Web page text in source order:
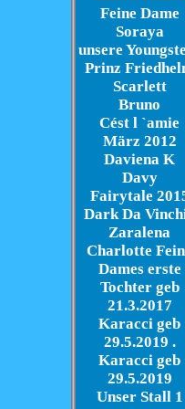
Feine Dame
Soraya
unsere
Prinz
Scarlett
Bruno
Cést l `amie
März 2012
Daviena K
Davy
Fairytale
Dark Da
Zaralena
Charlotte
Dames erste
Tochter geb
21.3.2017
Karacci geb
29.5.2019 .
Karacci geb
29.5.2019
Unser Stall 1